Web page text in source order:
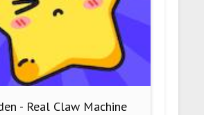
- Real Claw Machine